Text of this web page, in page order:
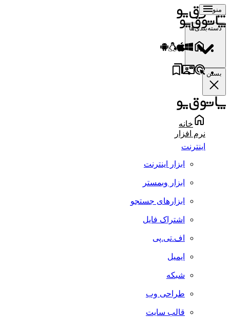
منو
دسته‌بندی‌ها
بستن
خانه
نرم افزار
اینترنت
ابزار اینترنت
ابزار وبمستر
ابزارهای جستجو
اشتراک فایل
اف.تی.پی
ایمیل
شبکه
طراحی وب
قالب سایت